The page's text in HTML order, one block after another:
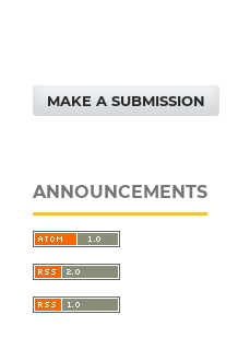
MAKE A SUBMISSION
ANNOUNCEMENTS